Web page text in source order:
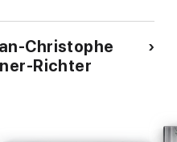
Christophe
Richter